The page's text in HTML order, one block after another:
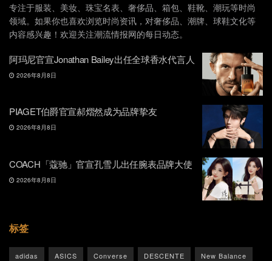
专注于服装、美妆、珠宝名表、奢侈品、箱包、鞋靴、潮玩等时尚
领域。如果你也喜欢浏览时尚资讯，对奢侈品、潮牌、球鞋文化等
内容感兴趣！欢迎关注潮流情报网的每日动态。
阿玛尼官宣Jonathan Bailey出任全球香水代言人
2026年8月8日
PIAGET伯爵官宣郝熠然成为品牌挚友
2026年8月8日
COACH「蔻驰」官宣孔雪儿出任腕表品牌大使
2026年8月8日
标签
adidas ASICS Converse DESCENTE New Balance